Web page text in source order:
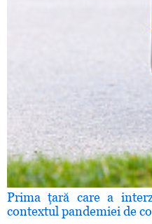
Prima ţară care a
contextul pandemiei de